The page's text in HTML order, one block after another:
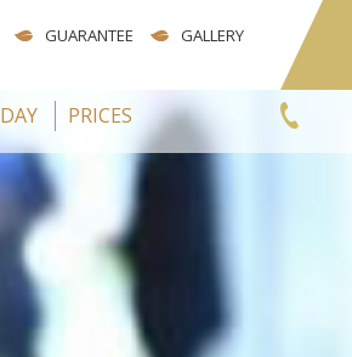
GUARANTEE GALLERY
PRICES